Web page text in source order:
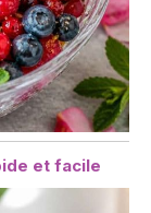
et facile